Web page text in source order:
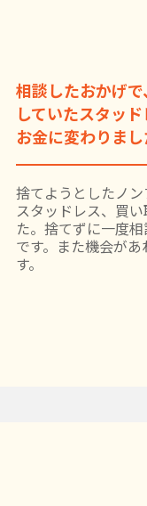
相談したおかげ
していたスタッ
お金に変わりまし
捨てようとしたノ
スタッドレス、買
た。捨てずに一度
です。また機会が
す。